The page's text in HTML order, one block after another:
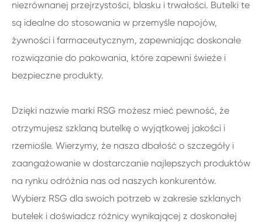
niezrównanej przejrzystości, blasku i trwałości. Butelki te
są idealne do stosowania w przemyśle napojów,
żywności i farmaceutycznym, zapewniając doskonałe
rozwiązanie do pakowania, które zapewni świeże i
bezpieczne produkty.
Dzięki nazwie marki RSG możesz mieć pewność, że
otrzymujesz szklaną butelkę o wyjątkowej jakości i
rzemiośle. Wierzymy, że nasza dbałość o szczegóły i
zaangażowanie w dostarczanie najlepszych produktów
na rynku odróżnia nas od naszych konkurentów.
Wybierz RSG dla swoich potrzeb w zakresie szklanych
butelek i doświadcz różnicy wynikającej z doskonałej